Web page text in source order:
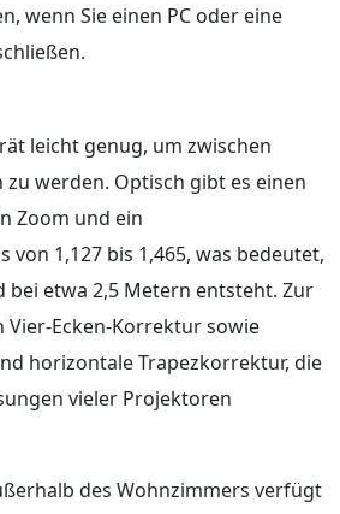
wenn Sie einen PC oder eine
leicht genug, um zwischen
zu werden. Optisch gibt es einen
Zoom und ein
von 1,127 bis 1,465, was bedeutet,
bei etwa 2,5 Metern entsteht. Zur
Ecken-Korrektur sowie
horizontale Trapezkorrektur, die
vieler Projektoren
des Wohnzimmers verfügt